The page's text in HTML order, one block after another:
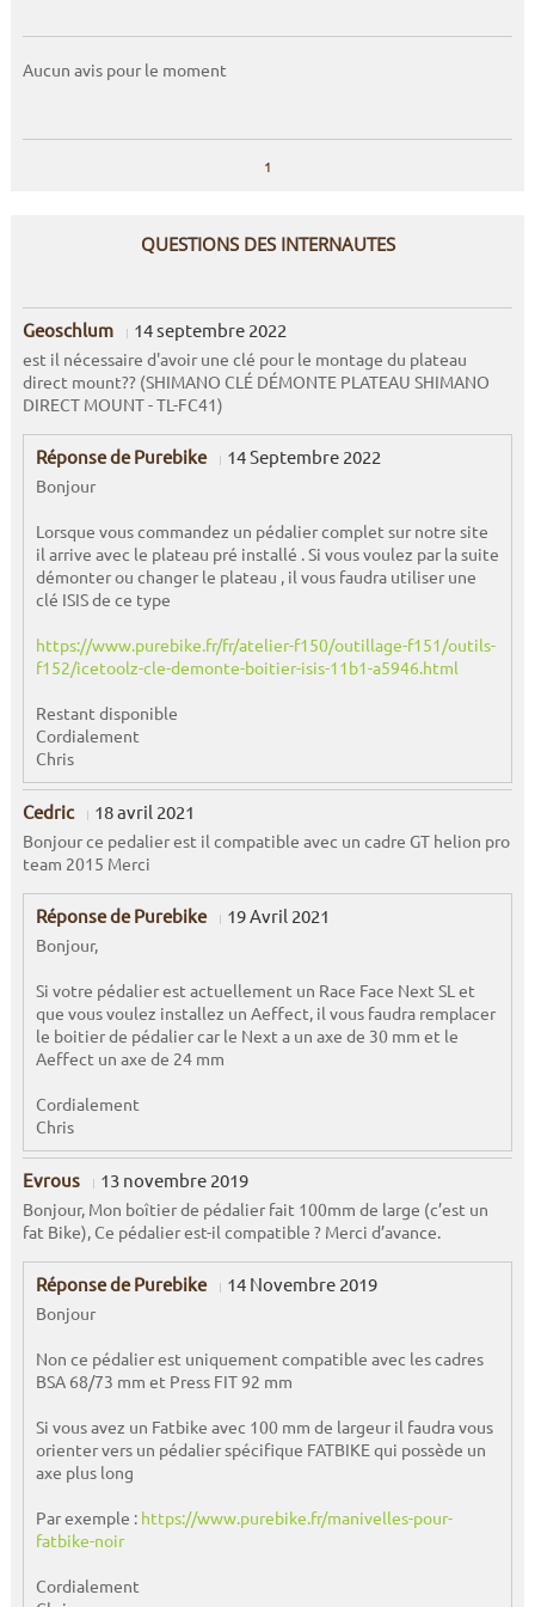
Aucun avis pour le moment
1
QUESTIONS DES INTERNAUTES
Geoschlum 14 septembre 2022
est il nécessaire d'avoir une clé pour le montage du plateau
direct mount?? (SHIMANO CLÉ DÉMONTE PLATEAU SHIMANO
DIRECT MOUNT - TL-FC41)
Réponse de Purebike 14 Septembre 2022
Bonjour
Lorsque vous commandez un pédalier complet sur notre site
il arrive avec le plateau pré installé . Si vous voulez par la suite
démonter ou changer le plateau , il vous faudra utiliser une
clé ISIS de ce type
https://www.purebike.fr/fr/atelier-f150/outillage-f151/outils-
f152/icetoolz-cle-demonte-boitier-isis-11b1-a5946.html
Restant disponible
Cordialement
Chris
Cedric 18 avril 2021
Bonjour ce pedalier est il compatible avec un cadre GT helion pro
team 2015 Merci
Réponse de Purebike 19 Avril 2021
Bonjour,
Si votre pédalier est actuellement un Race Face Next SL et
que vous voulez installez un Aeffect, il vous faudra remplacer
le boitier de pédalier car le Next a un axe de 30 mm et le
Aeffect un axe de 24 mm
Cordialement
Chris
Evrous 13 novembre 2019
Bonjour, Mon boîtier de pédalier fait 100mm de large (c’est un
fat Bike), Ce pédalier est-il compatible ? Merci d’avance.
Réponse de Purebike 14 Novembre 2019
Bonjour
Non ce pédalier est uniquement compatible avec les cadres
BSA 68/73 mm et Press FIT 92 mm
Si vous avez un Fatbike avec 100 mm de largeur il faudra vous
orienter vers un pédalier spécifique FATBIKE qui possède un
axe plus long
Par exemple : https://www.purebike.fr/manivelles-pour-
fatbike-noir
Cordialement